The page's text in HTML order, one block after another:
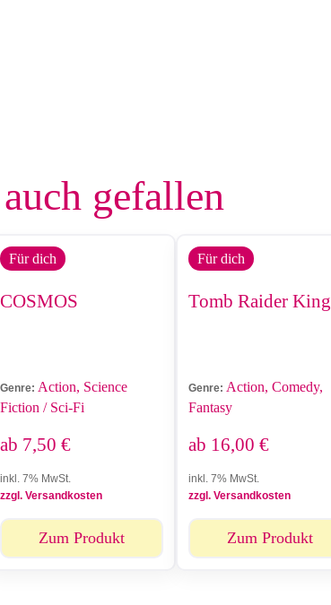
gefallen
Für dich
COSMOS
Genre: Action, Science
Fiction / Sci-Fi
ab 7,50 €
inkl. 7% MwSt.
zzgl. Versandkosten
Zum Produkt
Für dich
Tomb Raider King
Genre: Action, Comedy,
Fantasy
ab 16,00 €
inkl. 7% MwSt.
zzgl. Versandkosten
Zum Produkt